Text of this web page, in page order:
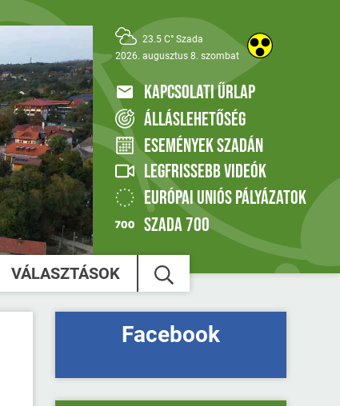
23.5 C° Szada
2026. augusztus 8. szombat
KAPCSOLATI ŰRLAP
ÁLLÁSLEHETŐSÉG
ESEMÉNYEK SZADÁN
LEGFRISSEBB VIDEÓK
EURÓPAI UNIÓS PÁLYÁZATOK
SZADA 700
VÁLASZTÁSOK
Facebook